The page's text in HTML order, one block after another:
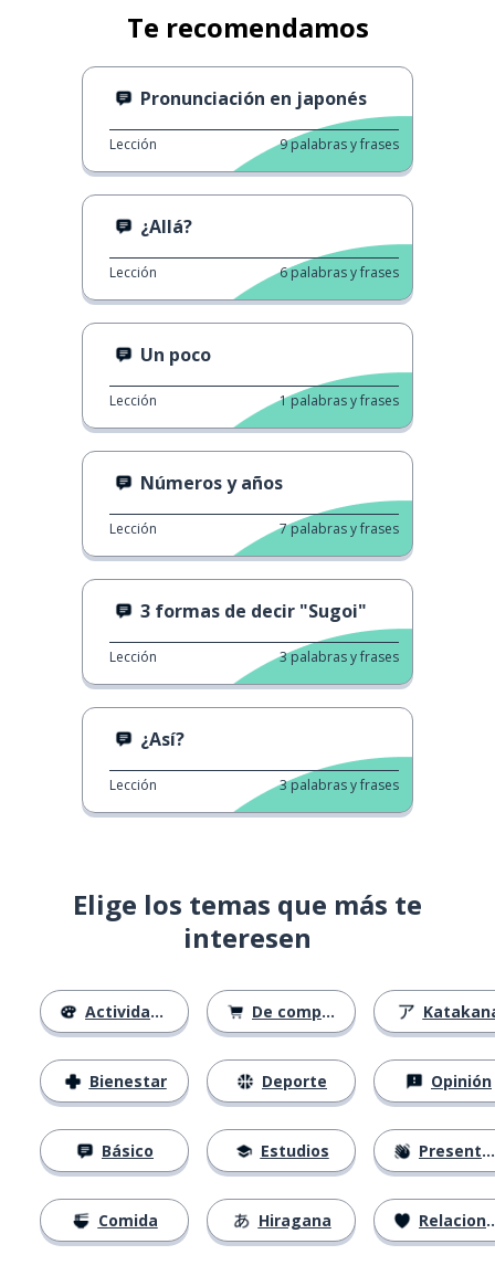
Te recomendamos
Pronunciación en japonés
Lección 9palabras y frases
¿Allá?
Lección 6palabras y frases
Un poco
Lección 1palabras y frases
Números y años
Lección 7palabras y frases
3 formas de decir "Sugoi"
Lección 3palabras y frases
¿Así?
Lección 3palabras y frases
Elige los temas que más te
interesen
Actividades
Bienestar
Básico
Comida
De compras
Deporte
Estudios
Hiragana
Opinión
Presentación
Relaciones